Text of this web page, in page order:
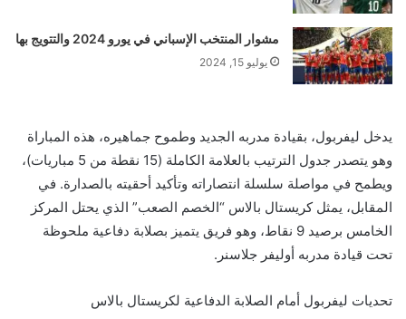
مشوار المنتخب الإسباني في يورو 2024 والتتويج بها
يوليو 15, 2024
يدخل ليفربول، بقيادة مدربه الجديد وطموح جماهيره، هذه المباراة
وهو يتصدر جدول الترتيب بالعلامة الكاملة (15 نقطة من 5 مباريات)،
ويطمح في مواصلة سلسلة انتصاراته وتأكيد أحقيته بالصدارة. في
المقابل، يمثل كريستال بالاس “الخصم الصعب” الذي يحتل المركز
الخامس برصيد 9 نقاط، وهو فريق يتميز بصلابة دفاعية ملحوظة
تحت قيادة مدربه أوليفر جلاسنر.
تحديات ليفربول أمام الصلابة الدفاعية لكريستال بالاس